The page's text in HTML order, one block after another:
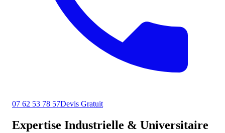
07 62 53 78 57Devis Gratuit
Expertise Industrielle & Universitaire